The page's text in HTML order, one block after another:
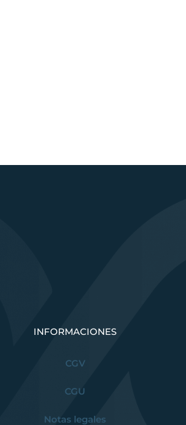
INFORMACIONES
CGV
CGU
Notas legales